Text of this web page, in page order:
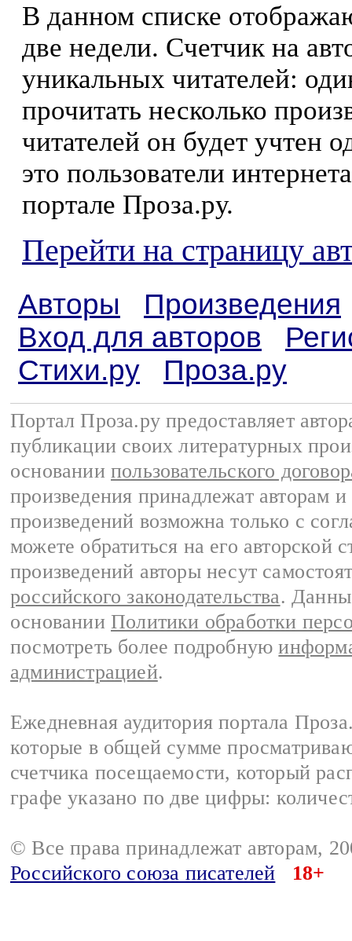
В данном списке
две недели. Счетчик на
уникальных читателей:
прочитать несколько
читателей он будет учтен
это пользователи
портале Проза.ру.
Перейти на страницу
Авторы
Произведения
Вход для авторов
Стихи.ру
Проза.ру
Портал Проза.ру предоставляет
публикации своих литературных
основании пользовательского
произведения принадлежат авторам
произведений возможна только с
можете обратиться на его авторской
произведений авторы несут
российского законодательства.
основании Политики обработки
посмотреть более подробную
администрацией.
Ежедневная аудитория портала
которые в общей сумме
счетчика посещаемости, который
графе указано по две цифры:
© Все права принадлежат авторам,
Российского союза писателей
18+